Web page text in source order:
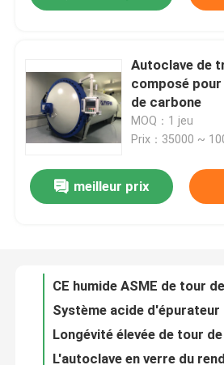
À la maison
Produits
Vidéos
Visite de l'usine
Contrôle de la qualité
Autoclave de
composé
de carbone
MOQ：1 jeu
Prix：35000 ~
meilleur prix